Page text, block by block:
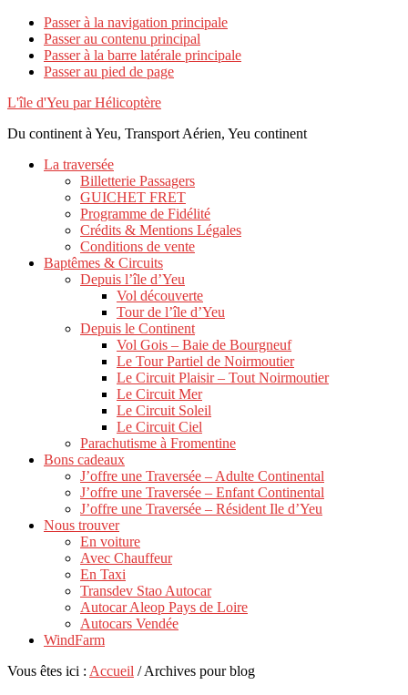
Passer à la navigation principale
Passer au contenu principal
Passer à la barre latérale principale
Passer au pied de page
L'île d'Yeu par Hélicoptère
Du continent à Yeu, Transport Aérien, Yeu continent
La traversée
Billetterie Passagers
GUICHET FRET
Programme de Fidélité
Crédits & Mentions Légales
Conditions de vente
Baptêmes & Circuits
Depuis l’île d’Yeu
Vol découverte
Tour de l’île d’Yeu
Depuis le Continent
Vol Gois – Baie de Bourgneuf
Le Tour Partiel de Noirmoutier
Le Circuit Plaisir – Tout Noirmoutier
Le Circuit Mer
Le Circuit Soleil
Le Circuit Ciel
Parachutisme à Fromentine
Bons cadeaux
J’offre une Traversée – Adulte Continental
J’offre une Traversée – Enfant Continental
J’offre une Traversée – Résident Ile d’Yeu
Nous trouver
En voiture
Avec Chauffeur
En Taxi
Transdev Stao Autocar
Autocar Aleop Pays de Loire
Autocars Vendée
WindFarm
Vous êtes ici : Accueil /Archives pour blog